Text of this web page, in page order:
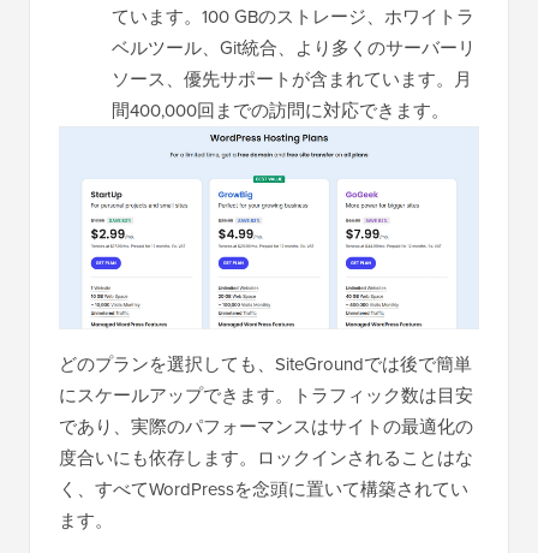
ています。100 GBのストレージ、ホワイトラ
ベルツール、Git統合、より多くのサーバーリ
ソース、優先サポートが含まれています。月
間400,000回までの訪問に対応できます。
どのプランを選択しても、SiteGroundでは後で簡単
にスケールアップできます。トラフィック数は目安
であり、実際のパフォーマンスはサイトの最適化の
度合いにも依存します。ロックインされることはな
く、すべてWordPressを念頭に置いて構築されてい
ます。